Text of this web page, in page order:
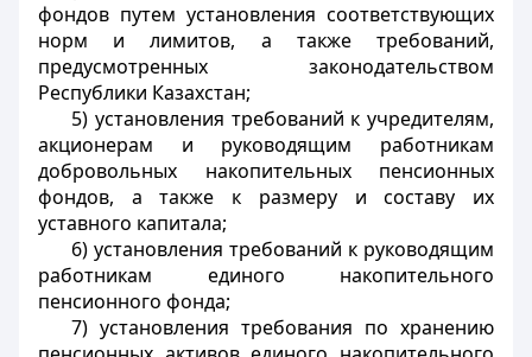
фондов путем установления соответствующих
норм и лимитов, а также требований,
предусмотренных законодательством
Республики Казахстан;
5) установления требований к учредителям,
акционерам и руководящим работникам
добровольных накопительных пенсионных
фондов, а также к размеру и составу их
уставного капитала;
6) установления требований к руководящим
работникам единого накопительного
пенсионного фонда;
7) установления требования по хранению